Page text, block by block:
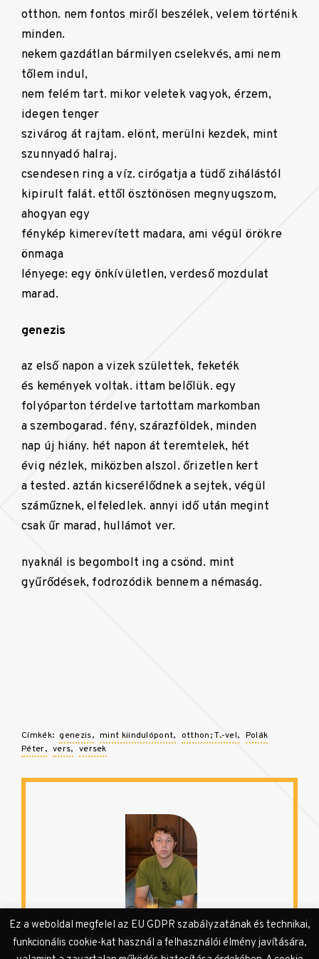
otthon. nem fontos miről beszélek, velem történik
minden.
nekem gazdátlan bármilyen cselekvés, ami nem
tőlem indul,
nem felém tart. mikor veletek vagyok, érzem,
idegen tenger
szivárog át rajtam. elönt, merülni kezdek, mint
szunnyadó halraj.
csendesen ring a víz. cirógatja a tüdő zihálástól
kipirult falát. ettől ösztönösen megnyugszom,
ahogyan egy
fénykép kimerevített madara, ami végül örökre
önmaga
lényege: egy önkívületlen, verdeső mozdulat
marad.
genezis
az első napon a vizek születtek, feketék
és kemények voltak. ittam belőlük. egy
folyóparton térdelve tartottam markomban
a szembogarad. fény, szárazföldek, minden
nap új hiány. hét napon át teremtelek, hét
évig nézlek, miközben alszol. őrizetlen kert
a tested. aztán kicserélődnek a sejtek, végül
száműznek, elfeledlek. annyi idő után megint
csak űr marad, hullámot ver.
nyaknál is begombolt ing a csönd. mint
gyűrődések, fodrozódik bennem a némaság.
Címkék: genezis mint kiindulópont otthon; T.-vel
Polák
Péter
vers versek
Polák Péter
Ez a weboldal megfelel az EU GDPR szabályzatának és technikai,
funkcionális cookie-kat használ a felhasználói élmény javítására,